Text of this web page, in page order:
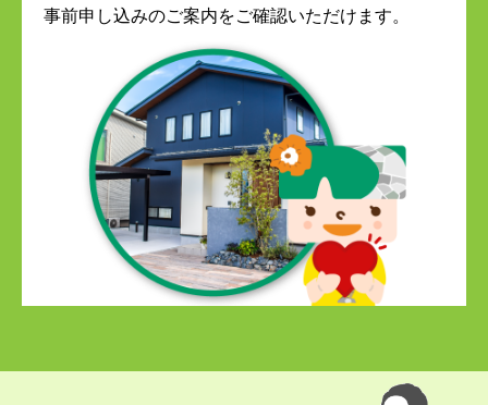
事前申し込みのご案内をご確認いただけます。